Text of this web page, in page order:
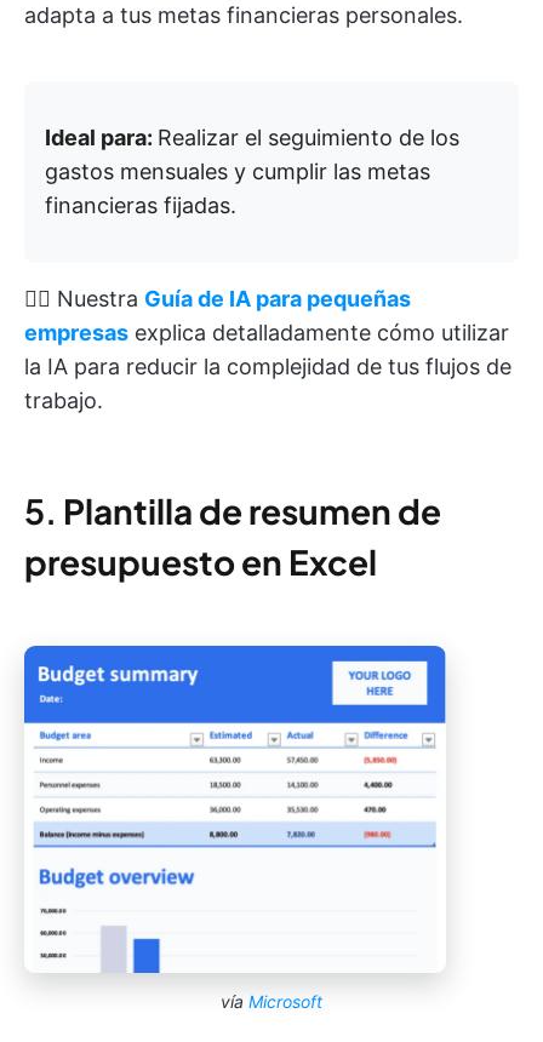
adapta a tus metas financieras personales.
Ideal para: Realizar el seguimiento de los
gastos mensuales y cumplir las metas
financieras fijadas.
👉🏽 Nuestra Guía de IA para pequeñas
empresas explica detalladamente cómo utilizar
la IA para reducir la complejidad de tus flujos de
trabajo.
5. Plantilla de resumen de
presupuesto en Excel
vía Microsoft